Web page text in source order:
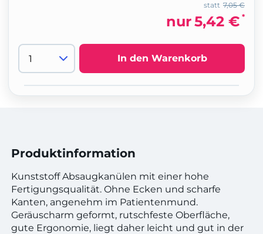
7,05 €
statt
nur5,42 € *
In den Warenkorb
Produktinformation
Kunststoff Absaugkanülen mit einer hohe
Fertigungsqualität. Ohne Ecken und scharfe
Kanten, angenehm im Patientenmund.
Geräuscharm geformt, rutschfeste Oberfläche,
gute Ergonomie, liegt daher leicht und gut in der